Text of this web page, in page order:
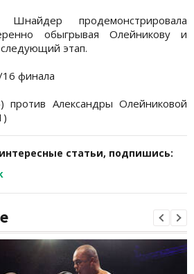
продемонстрировала
обыгрывая Олейникову и
этап.
финала
Александры Олейниковой
статьи, подпишись: